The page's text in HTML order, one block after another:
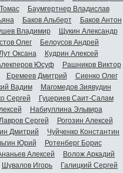
Баумгертнер Владислав
Баков Альберт
Баков Антон
Владимир
Щукин Александр
Олег
Белоусов Андрей
Оксана
Кудрин Алексей
Юсуф
Рашников Виктор
Еремеев Дмитрий
Сиенко Олег
Вадим
Магомедов Зиявудин
Сергей
Гуцериев Саит-Салам
Набиуллина Эльвира
Сергей
Рогозин Алексей
Дмитрий
Чуйченко Константин
Юрий
Ротенберг Борис
Алексей
Волож Аркадий
Шувалов Игорь
Галицкий Сергей